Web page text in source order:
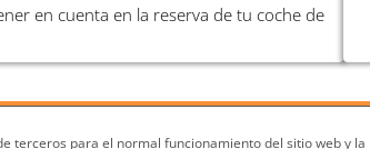
en cuenta en la reserva de tu coche de
terceros para el normal funcionamiento del sitio web y la